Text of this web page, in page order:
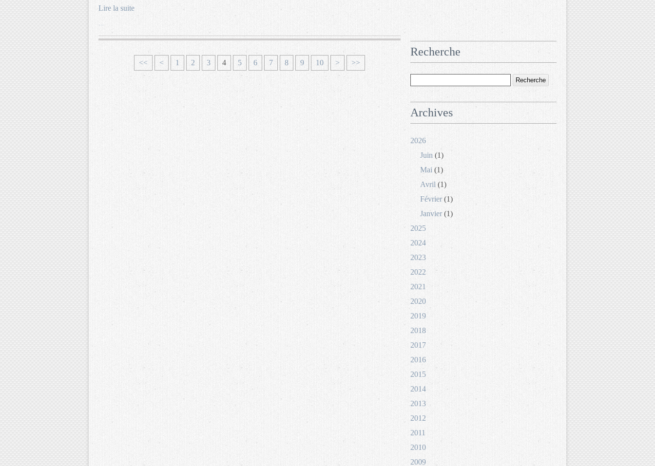
Lire la suite
<< < 1 2 3 4 5 6 7 8 9 10 > >>
Recherche
Archives
2026
Juin (1)
Mai (1)
Avril (1)
Février(1)
Janvier (1)
2025
2024
2023
2022
2021
2020
2019
2018
2017
2016
2015
2014
2013
2012
2011
2010
2009